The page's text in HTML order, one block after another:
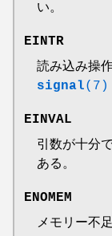
い。
EINTR
読み込み操
signal(7)
EINVAL
引数が十分
ある。
ENOMEM
メモリー不足